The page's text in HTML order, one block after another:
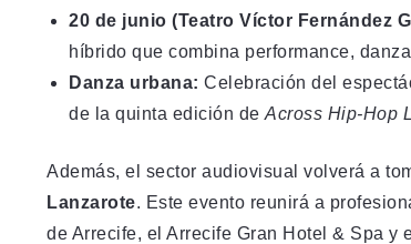
20 de junio (Teatro Víctor Fernández
híbrido que combina performance,
Danza urbana: Celebración del
de la quinta edición de Across Hip-Hop
Además, el sector audiovisual volverá a
Lanzarote. Este evento reunirá a
de Arrecife, el Arrecife Gran Hotel & Spa